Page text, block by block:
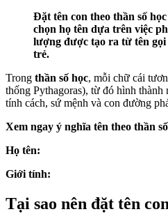
Đặt tên con theo thần số
chọn họ tên dựa trên việc
lượng được tạo ra từ tên gọi
trẻ.
Trong thần số học, mỗi chữ cái
thống Pythagoras), từ đó hình
tính cách, sứ mệnh và con đường
Xem ngay ý nghĩa tên theo thần
Họ tên:
Giới tính:
Tại sao nên đặt tên